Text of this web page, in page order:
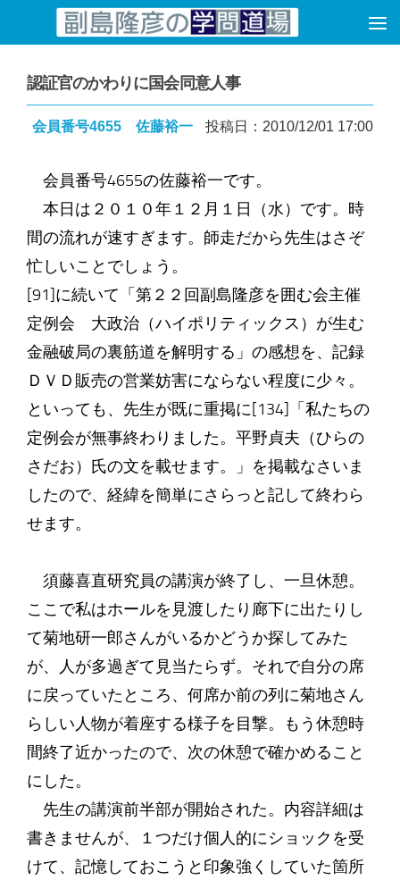
コンテンツへスキップ
認証官のかわりに国会同意人事
会員番号4655 佐藤裕一 投稿日：2010/12/01 17:00
会員番号4655の佐藤裕一です。
本日は２０１０年１２月１日（水）です。時
間の流れが速すぎます。師走だから先生はさぞ
忙しいことでしょう。
[91]に続いて「第２２回副島隆彦を囲む会主催
定例会 大政治（ハイポリティックス）が生む
金融破局の裏筋道を解明する」の感想を、記録
ＤＶＤ販売の営業妨害にならない程度に少々。
といっても、先生が既に重掲に[134]「私たちの
定例会が無事終わりました。平野貞夫（ひらの
さだお）氏の文を載せます。」を掲載なさいま
したので、経緯を簡単にさらっと記して終わら
せます。
須藤喜直研究員の講演が終了し、一旦休憩。
ここで私はホールを見渡したり廊下に出たりし
て菊地研一郎さんがいるかどうか探してみた
が、人が多過ぎて見当たらず。それで自分の席
に戻っていたところ、何席か前の列に菊地さん
らしい人物が着座する様子を目撃。もう休憩時
間終了近かったので、次の休憩で確かめること
にした。
先生の講演前半部が開始された。内容詳細は
書きませんが、１つだけ個人的にショックを受
けて、記憶しておこうと印象強くしていた箇所